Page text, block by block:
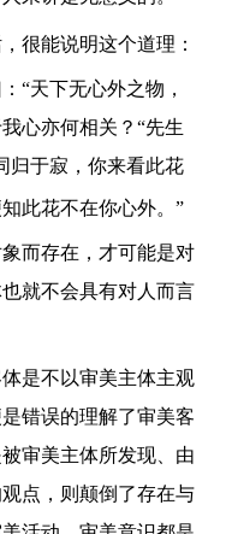
很能说明这个道理：
“天下无心外之物，
心亦何相关？“先生
归于寂，你来看此花
此花不在你心外。”
而存在，才可能是对
就不会具有对人而言
是不以审美主体主观
错误的理解了审美客
审美主体所发现、由
点，则颠倒了存在与